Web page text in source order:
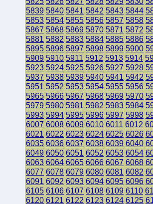
5839 5840 5841 5842 5843 5844
5853 5854 5855 5856 5857 5858
5867 5868 5869 5870 5871 5872
5881 5882 5883 5884 5885 5886
5895 5896 5897 5898 5899 5900
5909 5910 5911 5912 5913 5914
5923 5924 5925 5926 5927 5928
5937 5938 5939 5940 5941 5942
5951 5952 5953 5954 5955 5956
5965 5966 5967 5968 5969 5970
5979 5980 5981 5982 5983 5984
5993 5994 5995 5996 5997 5998
6007 6008 6009 6010 6011 6012
6021 6022 6023 6024 6025 6026
6035 6036 6037 6038 6039 6040
6049 6050 6051 6052 6053 6054
6063 6064 6065 6066 6067 6068
6077 6078 6079 6080 6081 6082
6091 6092 6093 6094 6095 6096
6105 6106 6107 6108 6109 6110
6120 6121 6122 6123 6124 6125